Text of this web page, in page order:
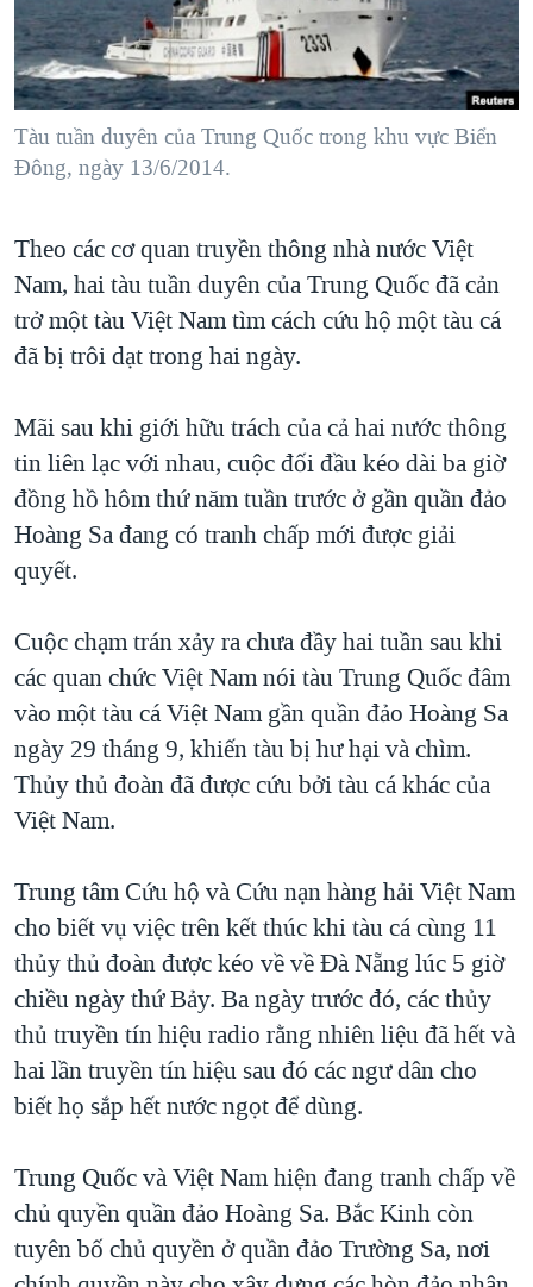
"Tìm"NGƯỜI VIỆT HẢI NGOẠI
ĐỜI SỐNG
KINH TẾ
KHOA HỌC
VĂN HOÁ
THỂ THAO
GIÁO DỤC
HÀNH TRÌNH BẦU CỬ 2024
MỘT NĂM CHIẾN TRANH TẠI DẢI GAZA
GIẢI MÃ VÀNH ĐAI & CON ĐƯỜNG
NGÀY TỊ NẠN THẾ GIỚI
GROUND ZERO – XƯA VÀ NAY
CÁC GIÁ TRỊ CỘNG HÒA Ở VIỆT NAM
TRỊNH VĨNH BÌNH VS. CHÍNH PHỦ VIỆT NAM
NGƯ DÂN VIỆT VÀ LÀN SÓNG TRỘM HẢI SÂM
BÊN KIA QUỐC LỘ: TIẾNG VỌNG TỪ NÔNG THÔN MỸ
QUAN HỆ VIỆT MỸ
VIDEO
NGHE
MẠNG XÃ HỘI
Ngôn ngữ khác
Tàu tuần duyên của Trung Quốc trong khu vực Biển
Đông, ngày 13/6/2014.
Theo các cơ quan truyền thông nhà nước Việt
Nam, hai tàu tuần duyên của Trung Quốc đã cản
trở một tàu Việt Nam tìm cách cứu hộ một tàu cá
đã bị trôi dạt trong hai ngày.
Mãi sau khi giới hữu trách của cả hai nước thông
tin liên lạc với nhau, cuộc đối đầu kéo dài ba giờ
đồng hồ hôm thứ năm tuần trước ở gần quần đảo
Hoàng Sa đang có tranh chấp mới được giải
quyết.
Cuộc chạm trán xảy ra chưa đầy hai tuần sau khi
các quan chức Việt Nam nói tàu Trung Quốc đâm
vào một tàu cá Việt Nam gần quần đảo Hoàng Sa
ngày 29 tháng 9, khiến tàu bị hư hại và chìm.
Thủy thủ đoàn đã được cứu bởi tàu cá khác của
Việt Nam.
Trung tâm Cứu hộ và Cứu nạn hàng hải Việt Nam
cho biết vụ việc trên kết thúc khi tàu cá cùng 11
thủy thủ đoàn được kéo về về Đà Nẵng lúc 5 giờ
chiều ngày thứ Bảy. Ba ngày trước đó, các thủy
thủ truyền tín hiệu radio rằng nhiên liệu đã hết và
hai lần truyền tín hiệu sau đó các ngư dân cho
biết họ sắp hết nước ngọt để dùng.
Trung Quốc và Việt Nam hiện đang tranh chấp về
chủ quyền quần đảo Hoàng Sa. Bắc Kinh còn
tuyên bố chủ quyền ở quần đảo Trường Sa, nơi